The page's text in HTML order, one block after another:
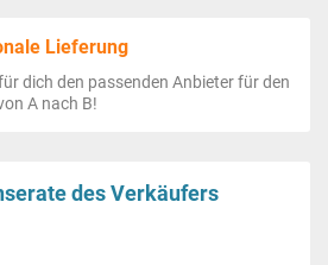
Lieferung
dich den passenden Anbieter für den
A nach B!
des Verkäufers